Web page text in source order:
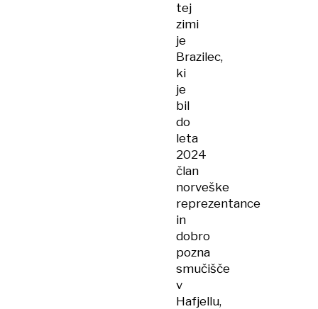
tej
zimi
je
Brazilec,
ki
je
bil
do
leta
2024
član
norveške
reprezentance
in
dobro
pozna
smučišče
v
Hafjellu,